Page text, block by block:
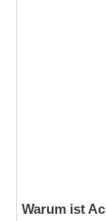
Warum ist